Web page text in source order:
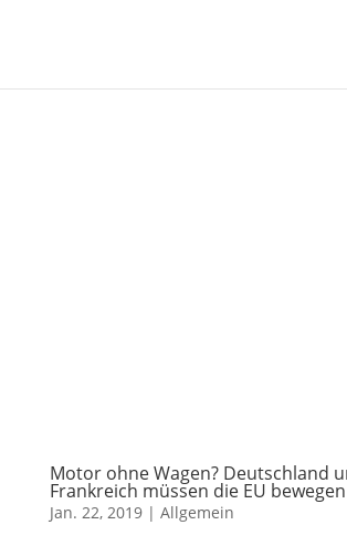
Motor ohne Wagen? Deutschland
Frankreich müssen die EU bewegen
Jan. 22, 2019| Allgemein